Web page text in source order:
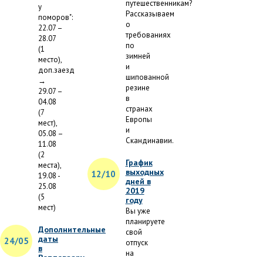
у
поморов":
22.07 –
28.07
(1
место),
доп.заезд
→
29.07 –
04.08
(7
мест),
05.08 –
11.08
(2
места),
19.08 -
25.08
(5
мест)
24/05
Дополнительные
даты
в
путешественникам?
Рассказываем
о
требованиях
по
зимней
и
шипованной
резине
в
странах
Европы
и
Скандинавии.
12/10
График
выходных
дней в
2019
году
Вы уже
планируете
свой
отпуск
на